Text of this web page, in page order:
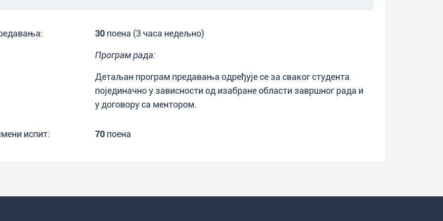
30 поена (3 часа недељно)
Програм рада:
Детаљан програм предавања одређује се за сваког студента
појединачно у зависности од изабране области завршног рада и
у договору са ментором.
испит: 70 поена